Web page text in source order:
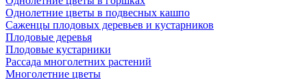
Однолетние цветы в подвесных кашпо
Саженцы плодовых деревьев и кустарников
Плодовые деревья
Плодовые кустарники
Рассада многолетних растений
Многолетние цветы